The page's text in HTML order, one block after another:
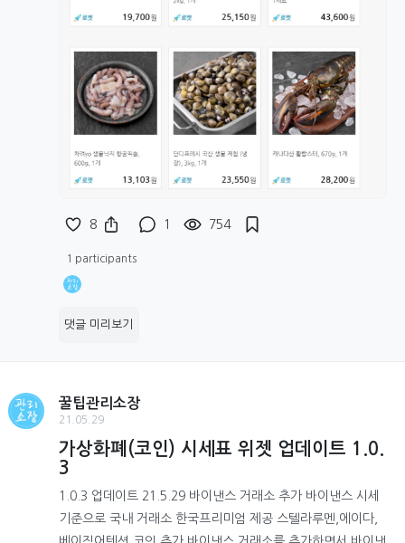
8 1 754
1 participants
댓글 미리보기
꿀팁관리소장
21.05.29
가상화폐(코인) 시세표 위젯 업데이트 1.0.
3
1.0.3 업데이트 21.5.29 바이낸스 거래소 추가 바이낸스 시세
기준으로 국내 거래소 한국프리미엄 제공 스텔라루멘,에이다,